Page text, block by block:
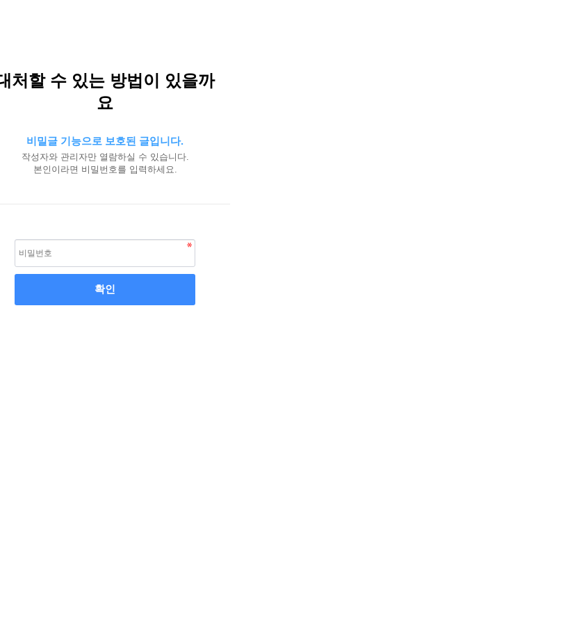
처할 수 있는 방법이 있을까
요
비밀글 기능으로 보호된 글입니다.
작성자와 관리자만 열람하실 수 있습니다.
본인이라면 비밀번호를 입력하세요.